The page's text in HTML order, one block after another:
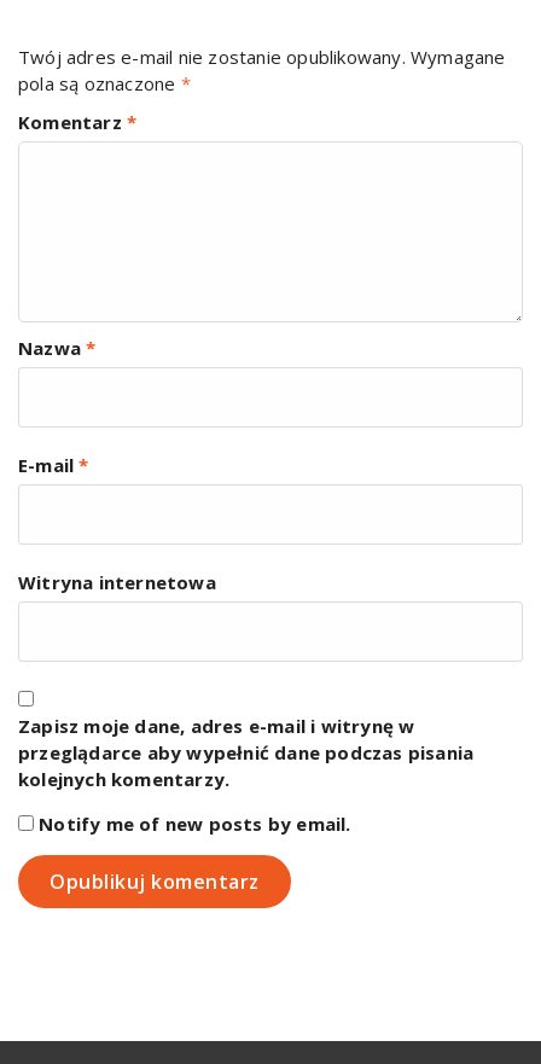
Twój adres e-mail nie zostanie opublikowany. Wymagane
pola są oznaczone *
Komentarz *
Nazwa*
E-mail*
Witryna internetowa
Zapisz moje dane, adres e-mail i witrynę w
przeglądarce aby wypełnić dane podczas pisania
kolejnych komentarzy.
Notify me of new posts by email.